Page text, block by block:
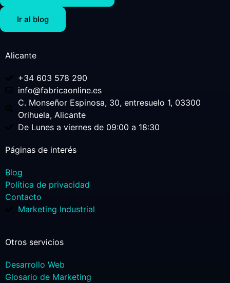
Ir al blog
Otros servicios
Desarrollo Web
Glosario de Marketing
Páginas de interés
Blog
Política de privacidad
Contacto
Marketing Industrial
Alicante
+34 603 578 290
info@fabricaonline.es
C. Monseñor Espinosa, 30, entresuelo 1, 03300
Orihuela, Alicante
De Lunes a viernes de 09:00 a 18:30